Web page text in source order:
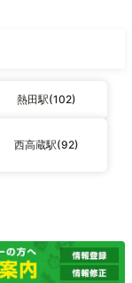
熱田駅(102)
西高蔵駅(92)